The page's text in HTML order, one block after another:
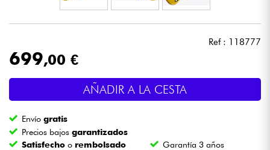
Luces
Vientos
Ref : 118777
699,00 €
AÑADIR A LA CESTA
Envíogratis
Precios bajosgarantizados
Satisfecho o rembolsado Garantía 3 años